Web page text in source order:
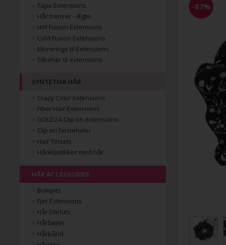
-87%
Tape Extensions
Hår trenser - Ægte
Hot Fusion Extensions
Cold Fusion Extensions
Microringe til Extensions
Tilbehør til extensions
SYNTETISK HÅR
Crazy Color Extensions
Fiber Hair Extensions
GOLD24 Clip on extensions
Clip on hestehaler
Hair Tinsels
Hårelastikker med hår
HÅR ACCESSORIES
Bumpits
Fjer Extensions
Hår Donuts
Hårbøjler
Hårbånd